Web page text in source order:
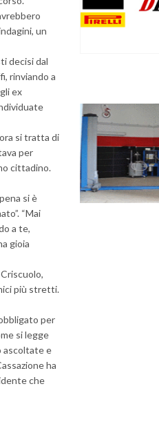
un
decisi dal
rinviando a
ex
si tratta di
per
cittadino.
si è
“Mai
a te,
gioia
più stretti.
per
si legge
ascoltate e
ha
che